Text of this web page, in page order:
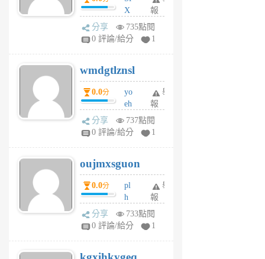
X
Pe
Jc
R
P
m
v
A
V
個
月
前
報
分享
735點閱
0 評論/給分
1
wmdgtlznsl
0.0分
yo
eh
ld
gy
個
月
前
舉
報
分享
737點閱
0 評論/給分
1
oujmxsguon
0.0分
pl
h
wi
w
6
舉
報
分享
733點閱
0 評論/給分
1